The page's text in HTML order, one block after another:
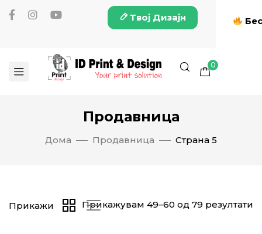
Твој Дизајн
0
Продавница
Дома Продавница Страна 5
Прикажувам 49–60 од 79 резултати
Прикажи